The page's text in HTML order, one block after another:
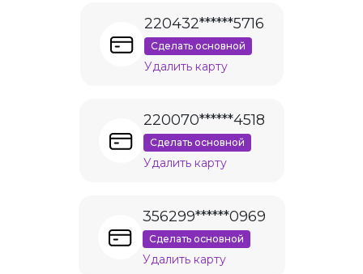
220432******5716
Сделать основной
Удалить карту
220070******4518
Сделать основной
Удалить карту
356299******0969
Сделать основной
Удалить карту